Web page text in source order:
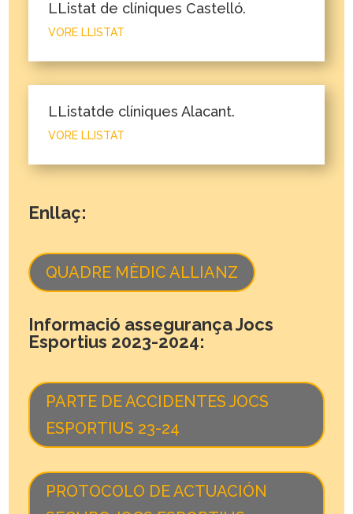
LListat de clíniques Castelló.
VORE LLISTAT
LListatde clíniques Alacant.
VORE LLISTAT
Enllaç:
QUADRE MÈDIC ALLIANZ
Informació assegurança Jocs
Esportius 2023-2024:
PARTE DE ACCIDENTES JOCS
ESPORTIUS 23-24
PROTOCOLO DE ACTUACIÓN